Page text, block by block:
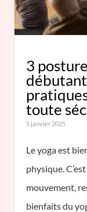
3
toute
5 janvier 2025
Le yoga est
physique.
mouvement,
bienfaits du